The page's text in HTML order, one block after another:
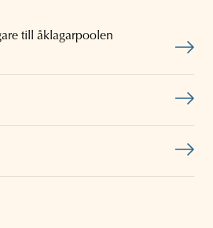
till åklagarpoolen